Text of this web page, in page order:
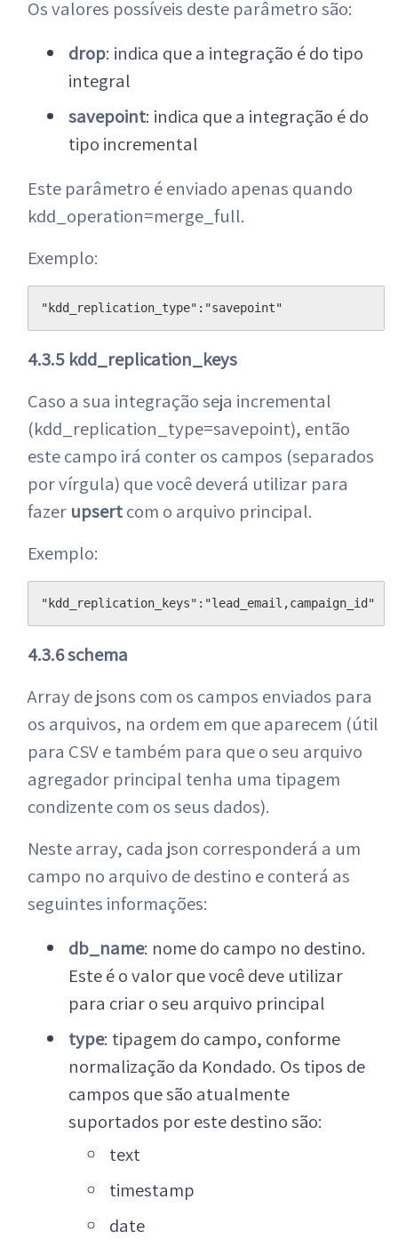
Os valores possíveis deste parâmetro são:
drop: indica que a integração é do tipo
integral
savepoint: indica que a integração é do
tipo incremental
Este parâmetro é enviado apenas quando
kdd_operation=merge_full.
Exemplo:
"kdd_replication_type":"savepoint"
4.3.5 kdd_replication_keys
Caso a sua integração seja incremental
(kdd_replication_type=savepoint), então
este campo irá conter os campos (separados
por vírgula) que você deverá utilizar para
fazer upsertcom o arquivo principal.
Exemplo:
"kdd_replication_keys":"lead_email,campaign_id"
4.3.6 schema
Array de jsons com os campos enviados para
os arquivos, na ordem em que aparecem (útil
para CSV e também para que o seu arquivo
agregador principal tenha uma tipagem
condizente com os seus dados).
Neste array, cada json corresponderá a um
campo no arquivo de destino e conterá as
seguintes informações:
db_name: nome do campo no destino.
Este é o valor que você deve utilizar
para criar o seu arquivo principal
type: tipagem do campo, conforme
normalização da Kondado. Os tipos de
campos que são atualmente
suportados por este destino são:
text
timestamp
date